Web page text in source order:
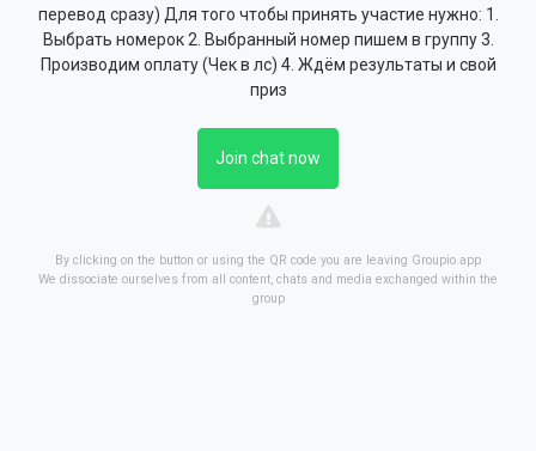
перевод сразу) Для того чтобы принять участие нужно: 1.
Выбрать номерок 2. Выбранный номер пишем в группу 3.
Производим оплату (Чек в лс) 4. Ждём результаты и свой
приз
Join chat now
By clicking on the button or using the QR code you are leaving Groupio.app
We dissociate ourselves from all content, chats and media exchanged within the
group